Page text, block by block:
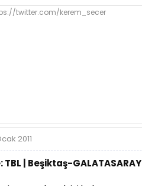
twitter.com/kerem_secer
2011
TBL | Beşiktaş-GALATASARAY